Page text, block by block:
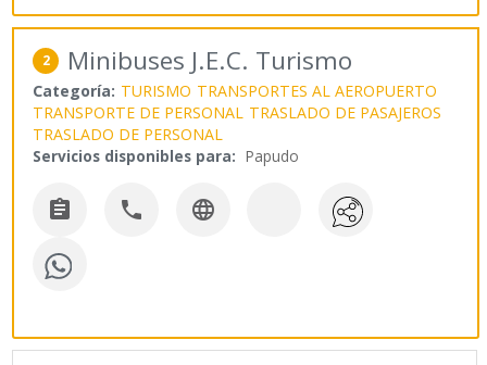
2 Minibuses J.E.C. Turismo
Categoría: TURISMO TRANSPORTES AL AEROPUERTO
TRANSPORTE DE PERSONAL TRASLADO DE PASAJEROS
TRASLADO DE PERSONAL
Servicios disponibles para: Papudo
  